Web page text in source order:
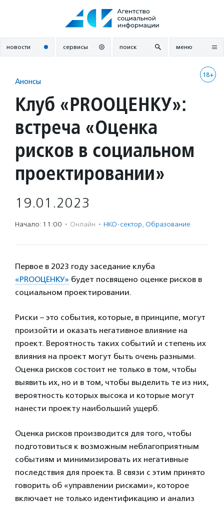
новости сервисы поиск меню
18+
Анонсы
Клуб «PROОЦЕНКУ»:
встреча «Оценка
рисков в социальном
проектировании»
19.01.2023
Начало: 11:00 · Онлайн · НКО-сектор, Образование
Первое в 2023 году заседание клуба
«PROОЦЕНКУ» будет посвящено оценке рисков в
социальном проектировании.
Риски – это события, которые, в принципе, могут
произойти и оказать негативное влияние на
проект. Вероятность таких событий и степень их
влияния на проект могут быть очень разными.
Оценка рисков состоит не только в том, чтобы
выявить их, но и в том, чтобы выделить те из них,
вероятность которых высока и которые могут
нанести проекту наибольший ущерб.
Оценка рисков производится для того, чтобы
подготовиться к возможным неблагоприятным
событиям и минимизировать их негативные
последствия для проекта. В связи с этим принято
говорить об «управлении рисками», которое
включает не только идентификацию и анализ